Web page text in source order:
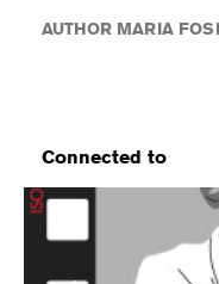
AUTHOR MARIA
Connected to